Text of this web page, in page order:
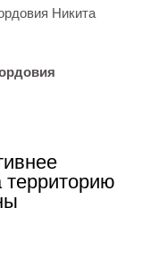
Никита
территорию